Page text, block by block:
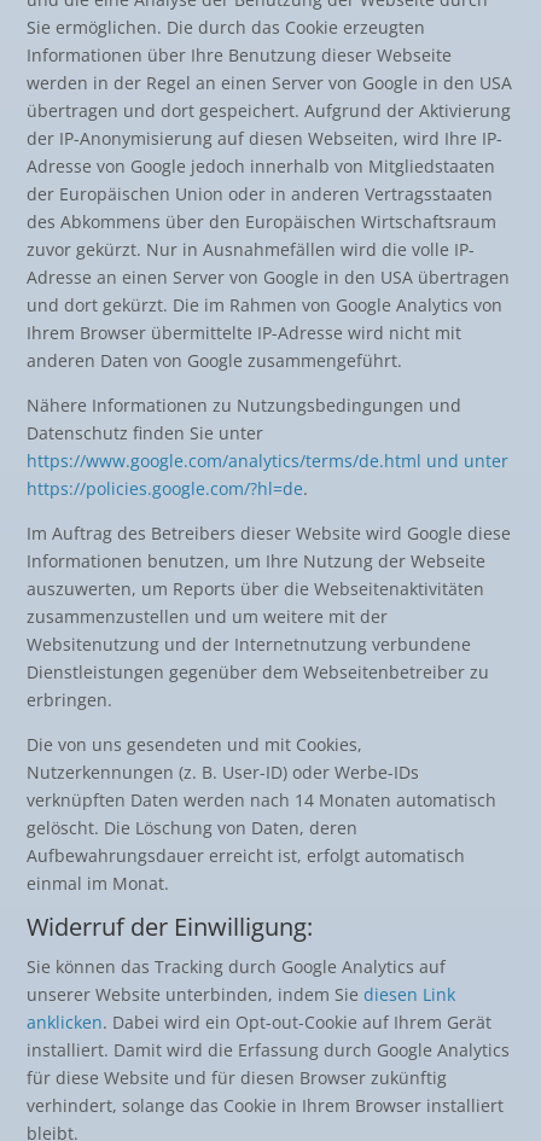
Sie ermöglichen. Die durch das Cookie erzeugten
Informationen über Ihre Benutzung dieser Webseite
werden in der Regel an einen Server von Google in den USA
übertragen und dort gespeichert. Aufgrund der Aktivierung
der IP-Anonymisierung auf diesen Webseiten, wird Ihre IP-
Adresse von Google jedoch innerhalb von Mitgliedstaaten
der Europäischen Union oder in anderen Vertragsstaaten
des Abkommens über den Europäischen Wirtschaftsraum
zuvor gekürzt. Nur in Ausnahmefällen wird die volle IP-
Adresse an einen Server von Google in den USA übertragen
und dort gekürzt. Die im Rahmen von Google Analytics von
Ihrem Browser übermittelte IP-Adresse wird nicht mit
anderen Daten von Google zusammengeführt.
Nähere Informationen zu Nutzungsbedingungen und
Datenschutz finden Sie unter
https://www.google.com/analytics/terms/de.html und unter
https://policies.google.com/?hl=de.
Im Auftrag des Betreibers dieser Website wird Google diese
Informationen benutzen, um Ihre Nutzung der Webseite
auszuwerten, um Reports über die Webseitenaktivitäten
zusammenzustellen und um weitere mit der
Websitenutzung und der Internetnutzung verbundene
Dienstleistungen gegenüber dem Webseitenbetreiber zu
erbringen.
Die von uns gesendeten und mit Cookies,
Nutzerkennungen (z. B. User-ID) oder Werbe-IDs
verknüpften Daten werden nach 14 Monaten automatisch
gelöscht. Die Löschung von Daten, deren
Aufbewahrungsdauer erreicht ist, erfolgt automatisch
einmal im Monat.
Widerruf der Einwilligung:
Sie können das Tracking durch Google Analytics auf
unserer Website unterbinden, indem Siediesen Link
anklicken. Dabei wird ein Opt-out-Cookie auf Ihrem Gerät
installiert. Damit wird die Erfassung durch Google Analytics
für diese Website und für diesen Browser zukünftig
verhindert, solange das Cookie in Ihrem Browser installiert
bleibt.